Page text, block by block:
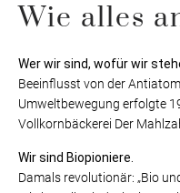
Wie alles
Wer wir sind, wofür wir
Beeinflusst von der
Umweltbewegung erfolgte
Vollkornbäckerei Der
Wir sind Biopioniere.
Damals revolutionär: „Bio